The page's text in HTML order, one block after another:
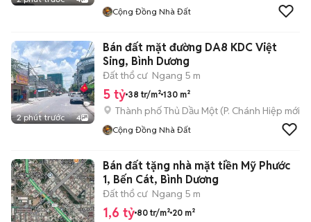
Cộng Đồng Nhà Đất
2 phút trước 4
Bán đất mặt đường DA8 KDC Việt
Sing, Bình Dương
Đất thổ cư Ngang 5 m
5 tỷ 38 tr/m² 130 m²
Thành phố Thủ Dầu Một (P. Chánh Hiệp mới)
Cộng Đồng Nhà Đất
Bán đất tặng nhà mặt tiền Mỹ Phước
1, Bến Cát, Bình Dương
Đất thổ cư Ngang 5 m
1,6 tỷ 80 tr/m² 20 m²